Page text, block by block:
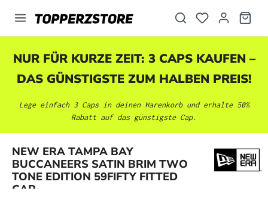
springen
NUR FÜR KURZE ZEIT: 3 CAPS KAUFEN –
DAS GÜNSTIGSTE ZUM HALBEN PREIS!
Lege einfach 3 Caps in deinen Warenkorb und erhalte 50%
Rabatt auf das günstigste Cap.
NEW ERA TAMPA BAY
BUCCANEERS SATIN BRIM TWO
TONE EDITION 59FIFTY FITTED
CAP
Bildergalerie überspringen